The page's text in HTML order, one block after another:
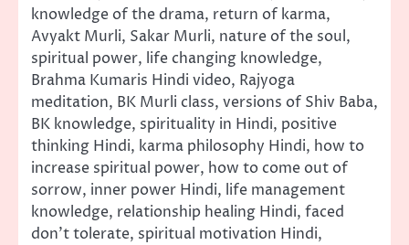
knowledge of the drama, return of karma,
Avyakt Murli, Sakar Murli, nature of the soul,
spiritual power, life changing knowledge,
Brahma Kumaris Hindi video, Rajyoga
meditation, BK Murli class, versions of Shiv Baba,
BK knowledge, spirituality in Hindi, positive
thinking Hindi, karma philosophy Hindi, how to
increase spiritual power, how to come out of
sorrow, inner power Hindi, life management
knowledge, relationship healing Hindi, faced
don’t tolerate, spiritual motivation Hindi,